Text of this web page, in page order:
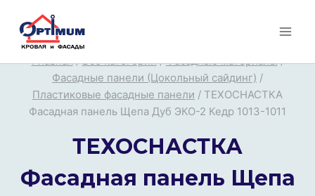
Перейти
Главная / Все категории / Фасадные материалы /
Фасадные панели (Цокольный сайдинг) /
Пластиковые фасадные панели / ТЕХОСНАСТКА
Фасадная панель Щепа Дуб ЭКО-2 Кедр 1013-1011
ТЕХОСНАСТКА
Фасадная панель Щепа